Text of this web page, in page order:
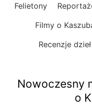
Felietony
Filmy o
Recenzje dzieł
Nowoczesny
o